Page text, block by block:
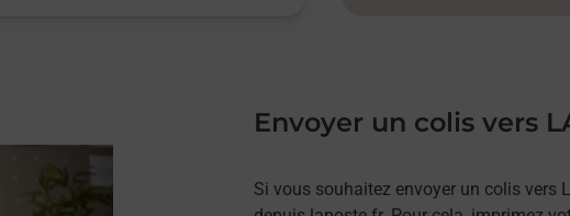
Envoyer un colis vers
Si vous souhaitez envoyer un colis vers